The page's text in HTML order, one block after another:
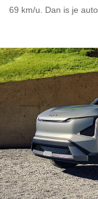
69 km/u. Dan is je